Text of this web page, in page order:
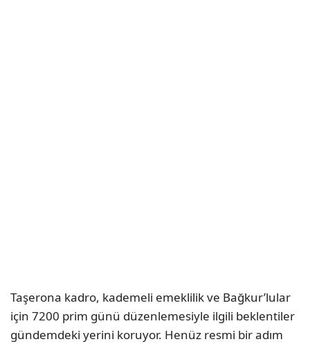
Taşerona kadro, kademeli emeklilik ve Bağkur’lular
için 7200 prim günü düzenlemesiyle ilgili beklentiler
gündemdeki yerini koruyor. Henüz resmi bir adım